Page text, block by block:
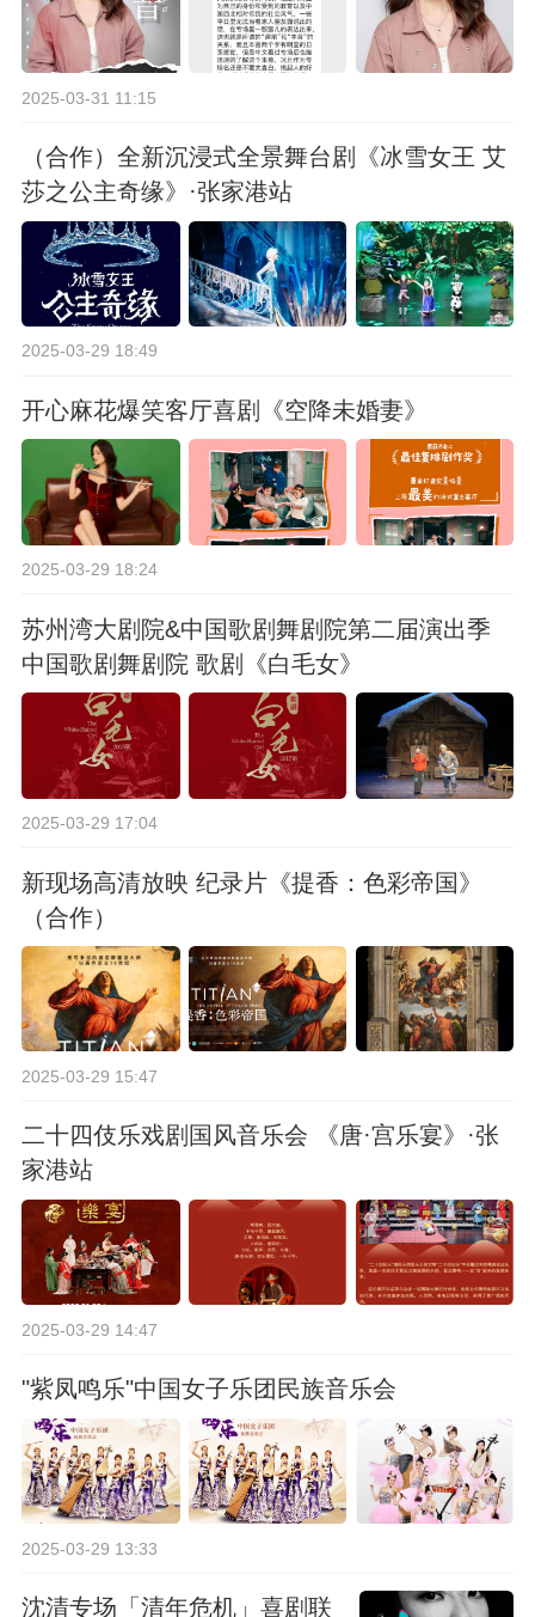
2025-03-31 11:15
（合作）全新沉浸式全景舞台剧《冰雪女王 艾
莎之公主奇缘》·张家港站
2025-03-29 18:49
开心麻花爆笑客厅喜剧《空降未婚妻》
2025-03-29 18:24
苏州湾大剧院&中国歌剧舞剧院第二届演出季
中国歌剧舞剧院 歌剧《白毛女》
2025-03-29 17:04
新现场高清放映 纪录片《提香：色彩帝国》
（合作）
2025-03-29 15:47
二十四伎乐戏剧国风音乐会 《唐·宫乐宴》·张
家港站
2025-03-29 14:47
"紫凤鸣乐"中国女子乐团民族音乐会
2025-03-29 13:33
沈清专场「清年危机」喜剧联